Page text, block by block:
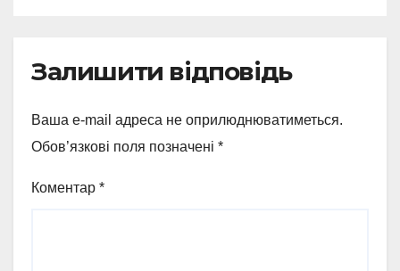
Залишити відповідь
Ваша e-mail адреса не оприлюднюватиметься.
Обов’язкові поля позначені *
Коментар *